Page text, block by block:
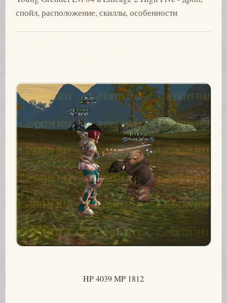
спойл, расположение, скиллы, особенности
HP 4039 MP 1812